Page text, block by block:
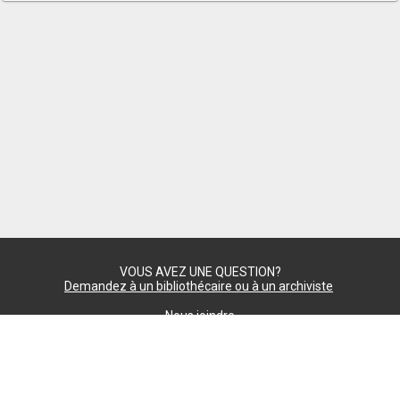
VOUS AVEZ UNE QUESTION?
Demandez à un bibliothécaire ou à un archiviste
Nous joindre